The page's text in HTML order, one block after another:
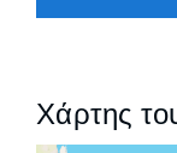
Χάρτης